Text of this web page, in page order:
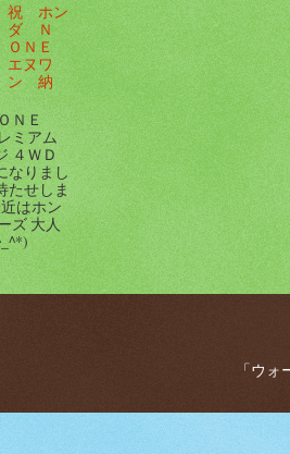
祝 ホン
ダ Ｎ
ＯＮＥ
エヌワ
ン 納
ＮＥ
ミアム
４ＷＤ
なりまし
たせしま
はホン
ズ 大人
「ウ